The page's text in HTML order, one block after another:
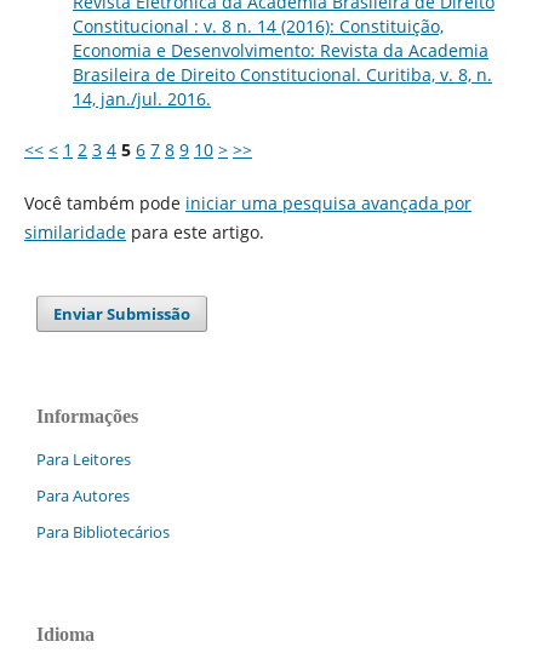
Constitucional : v. 8 n. 14 (2016): Constituição,
Economia e Desenvolvimento: Revista da Academia
Brasileira de Direito Constitucional. Curitiba, v. 8, n.
14, jan./jul. 2016.
<< < 1 2 3 4 5 6 7 8 9 10 > >>
Você também pode iniciar uma pesquisa avançada por
similaridadepara este artigo.
Enviar Submissão
Informações
Para Leitores
Para Autores
Para Bibliotecários
Idioma